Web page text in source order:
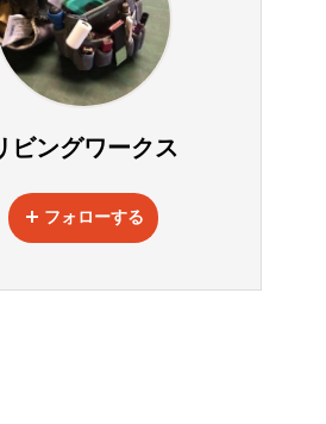
ビングワークス
フォローする